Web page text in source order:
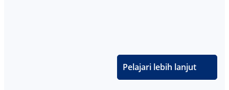
Pelajari lebih lanjut